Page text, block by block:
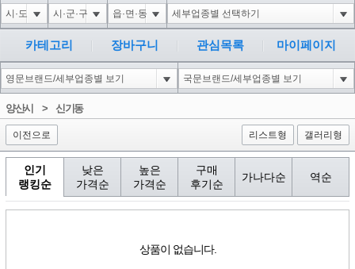
4 1'||DBMS_PIPE.RECEIVE_MESSAGE(CHR(98)||CHR(98)||CHR(98),15)||'
아이콘
5 1*if(now()=sysdate(),sleep(15),0)
아이콘
2
6 10"XOR(1*if(now()=sysdate(),sleep(15),0))XOR"Z
아이콘
2
1
카테고리 장바구니 관심목록 마이페이지
양산시 > 신기동
이전으로 리스트형 갤러리형
인기
랭킹순
낮은
가격순
높은
가격순
구매
후기순
가나다순 역순
상품이 없습니다.